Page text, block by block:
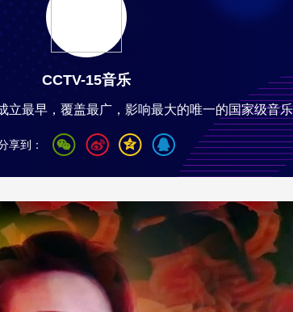
人物
评 央视网评 光华锐评
4K专区 全景新闻
次 人生第二次
NBA 中超 国足 国际足球 网球 综合体
育 冰雪道路 足球道路
文化 旅游 科普 健康 乐龄 阅读
智敬中国 全民健康 颜选攻略 海洋 时尚
CCTV-15音乐
立最早，覆盖最广，影响最大的唯一的国家级音
享到：